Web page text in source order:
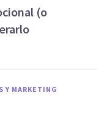
(o
Y MARKETING